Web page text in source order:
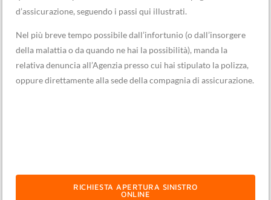
d’assicurazione, seguendo i passi qui illustrati.
Nel più breve tempo possibile dall’infortunio (o dall’insorgere
della malattia o da quando ne hai la possibilità), manda la
relativa denuncia all’Agenzia presso cui hai stipulato la polizza,
oppure direttamente alla sede della compagnia di assicurazione.
RICHIESTA APERTURA SINISTRO
ONLINE